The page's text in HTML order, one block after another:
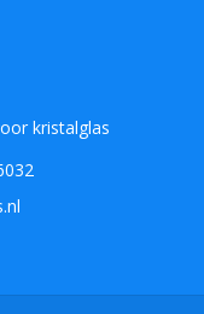
kristalglas